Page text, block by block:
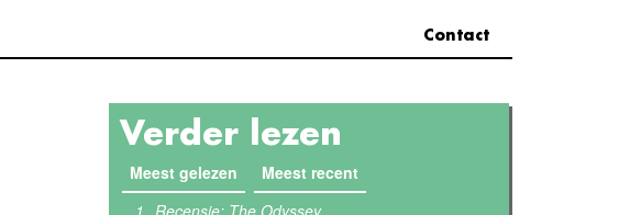
Contact
Verder lezen
Meest gelezen (actieve tabblad)
Meest recent
Recensie: The Odyssey